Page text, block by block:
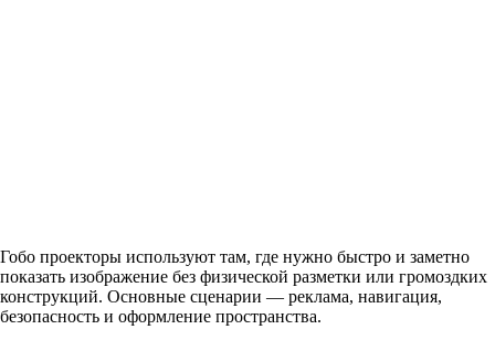
Гобо проекторы используют там, где нужно быстро и заметно
показать изображение без физической разметки или громоздких
конструкций. Основные сценарии — реклама, навигация,
безопасность и оформление пространства.